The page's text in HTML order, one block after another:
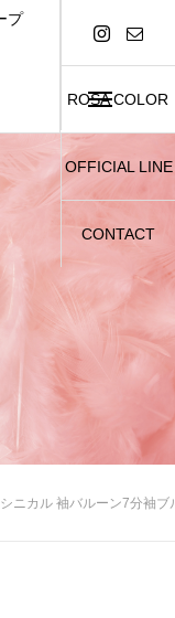
ROSA COLOR
OFFICIAL LINE
CONTACT
シニカル 袖バルーン7分袖